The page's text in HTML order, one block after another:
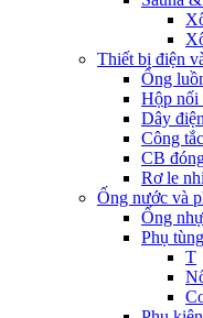
Thiết bị điện
Ống
Hộp nối
Dây điện
Công
CB
Rơ le
Ống nước và
Ống
Phụ
T